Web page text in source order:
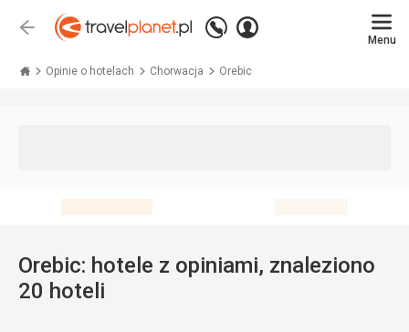
Wstecz
Zadzwoń
+48 71 771 76 55
Zaloguj
Menu
Opinie o hotelach Chorwacja Orebic
Orebic: hotele z opiniami, znaleziono
20 hoteli